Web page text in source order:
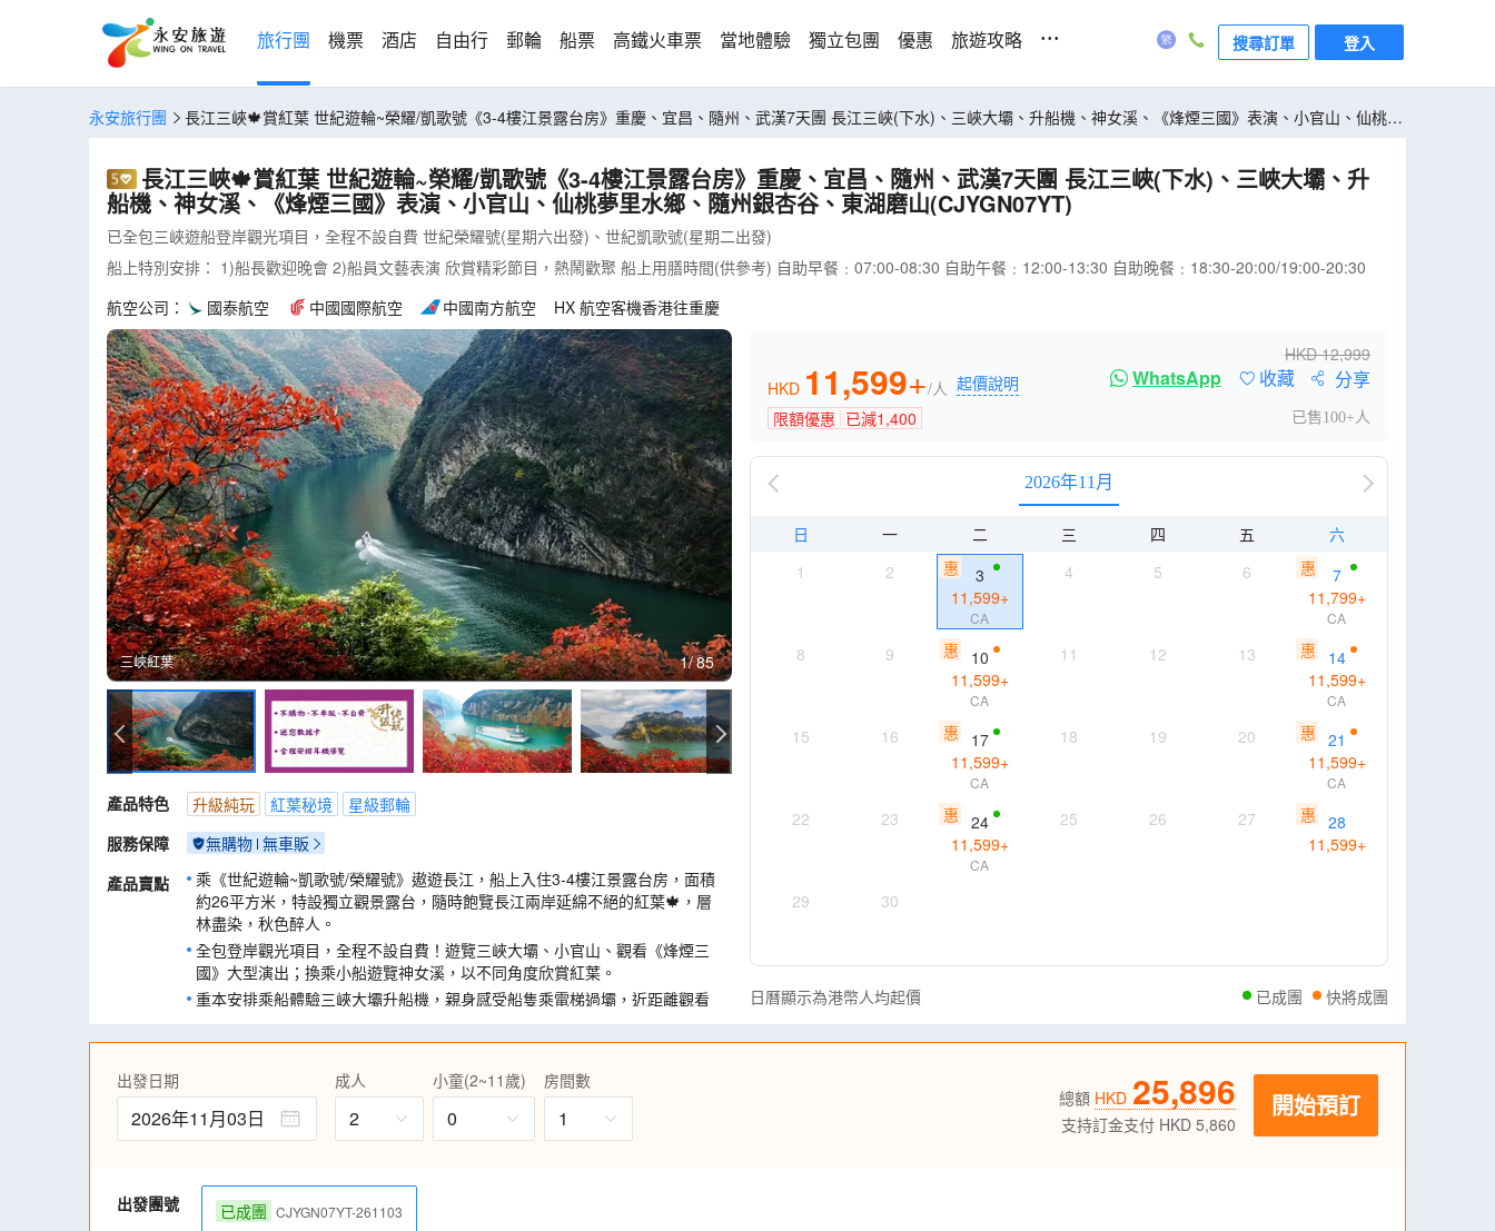
旅行團 機票 酒店 自由行 郵輪 船票 高鐵火車票 當地體驗 獨立包團 優惠 旅遊攻略 ... 搜尋訂單 登入
永安旅行團
長江三峽🍁賞紅葉 世紀遊輪~榮耀/凱歌號《3-4樓江景露台房》重慶、宜昌、隨州、武漢7天團 長江三峽(下水)、三峽大壩、升船機、神女溪、《烽煙三國》表演、小官山、仙桃夢
長江三峽🍁賞紅葉 世紀遊輪~榮耀/凱歌號《3-4樓江景露台房》重慶、宜昌、隨州、武漢7天團 長江三峽(下水)、三峽大壩、升
船機、神女溪、《烽煙三國》表演、小官山、仙桃夢里水鄉、隨州銀杏谷、東湖磨山(CJYGN07YT)
已全包三峽遊船登岸觀光項目，全程不設自費 世紀榮耀號(星期六出發)、世紀凱歌號(星期二出發)
船上特別安排： 1)船長歡迎晚會 2)船員文藝表演 欣賞精彩節目，熱鬧歡聚 船上用膳時間(供參考) 自助早餐﹕07:00-08:30 自助午餐﹕12:00-13:30 自助晚餐﹕18:30-20:00/19:00-20:30
航空公司：
國泰航空 中國國際航空 中國南方航空 HX 航空客機香港往重慶
三峽紅葉 1 85
產品特色 升級純玩 紅葉秘境
星級郵輪
服務保障
無購物 無車販
產品賣點
乘《世紀遊輪~凱歌號/榮耀號》遨遊長江，船上入住3-4樓江景露台房，面積
約26平方米，特設獨立觀景露台，隨時飽覽長江兩岸延綿不絕的紅葉🍁，層
林盡染，秋色醉人。
全包登岸觀光項目，全程不設自費！遊覽三峽大壩、小官山、觀看《烽煙三
國》大型演出；換乘小船遊覽神女溪，以不同角度欣賞紅葉。
重本安排乘船體驗三峽大壩升船機，親身感受船隻乘電梯過壩，近距離觀看
到訪仙桃夢裡水鄉、隨州銀杏谷、重慶園博園賞銀杏、東湖磨山景區，秋日
美景盡收藏；並打卡洪崖洞夜景、觀看輕軌穿樓奇觀。
香港乘航機往重慶，武漢乘高鐵返港，便捷舒適。
細心安排廣東話導遊講解，份外親切(船上、湖北及重慶)。
系統,無限次使用 ‧遊船提供免費宵夜(登船及離船當天除外) ‧全團免費使用
卡拉OK一小時(酒水另付及需提前預定) (時間限制 0800-1800)
HKD12,999
HKD 11,599+/人 起價說明
限額優惠 已減1,400
WhatsApp 收藏 分享
已售100+人
2026年11月
日 一 二 三 四 五
六
1
2 惠
3
11,599+
CA
4 5 6 惠
7
11,799+
CA
8 9 惠
10
11,599+
CA
11 12 13 惠
14
11,599+
CA
15 16 惠
17
11,599+
CA
18 19 20 惠 21
11,599+
CA
22 23 惠 24
11,599+
CA
25 26 27 惠 28
11,599+
29 30
日曆顯示為港幣人均起價 已成團 快將成團
出發日期
2026年11月03日
成人
2
小童(2~11歲)
0
房間數
1
總額 HKD 25,896
支持訂金支付 HKD 5,860
開始預訂
出發團號 已成團 CJYGN07YT-261103